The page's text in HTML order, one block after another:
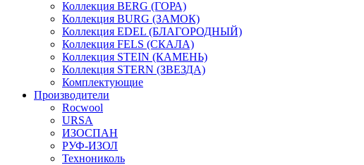
Коллекция BERG (ГОРА)
Коллекция BURG (ЗАМОК)
Коллекция EDEL (БЛАГОРОДНЫЙ)
Коллекция FELS (СКАЛА)
Коллекция STEIN (КАМЕНЬ)
Коллекция STERN (ЗВЕЗДА)
Комплектующие
Производители
Rocwool
URSA
ИЗОСПАН
РУФ-ИЗОЛ
Технониколь